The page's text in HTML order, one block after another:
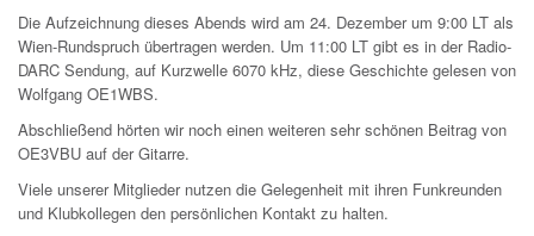
Die Aufzeichnung dieses Abends wird am 24. Dezember um 9:00 LT als
Wien-Rundspruch übertragen werden. Um 11:00 LT gibt es in der Radio-
DARC Sendung, auf Kurzwelle 6070 kHz, diese Geschichte gelesen von
Wolfgang OE1WBS.
Abschließend hörten wir noch einen weiteren sehr schönen Beitrag von
OE3VBU auf der Gitarre.
Viele unserer Mitglieder nutzen die Gelegenheit mit ihren Funkreunden
und Klubkollegen den persönlichen Kontakt zu halten.